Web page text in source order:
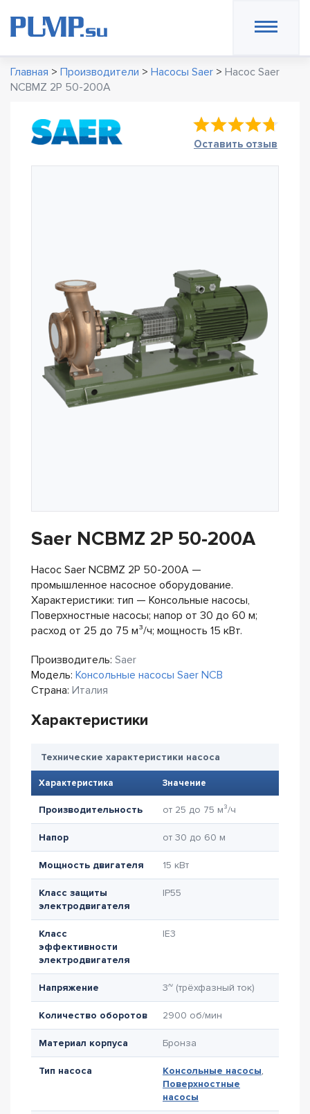
Главная > Производители > Насосы Saer > Насос Saer
NCBMZ 2P 50-200A
Оставить отзыв
Saer NCBMZ 2P 50-200A
Насос Saer NCBMZ 2P 50-200A —
промышленное насосное оборудование.
Характеристики: тип — Консольные насосы,
Поверхностные насосы; напор от 30 до 60 м;
расход от 25 до 75 м³/ч; мощность 15 кВт.
Производитель: Saer
Модель: Консольные насосы Saer NCB
Страна: Италия
Характеристики
Технические характеристики насоса
Характеристика Значение
Производительность от 25 до 75 м³/ч
Напор от 30 до 60 м
Мощность двигателя 15 кВт
Класс защиты
электродвигателя
IP55
Класс
эффективности
электродвигателя
IE3
Напряжение 3~ (трёхфазный ток)
Количество оборотов 2900 об/мин
Материал корпуса Бронза
Тип насоса Консольные насосы,
Поверхностные
насосы